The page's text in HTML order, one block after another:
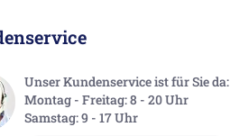
Unser Kundenservice ist für Sie da:
Montag - Freitag: 8 - 20 Uhr
Samstag: 9 - 17 Uhr